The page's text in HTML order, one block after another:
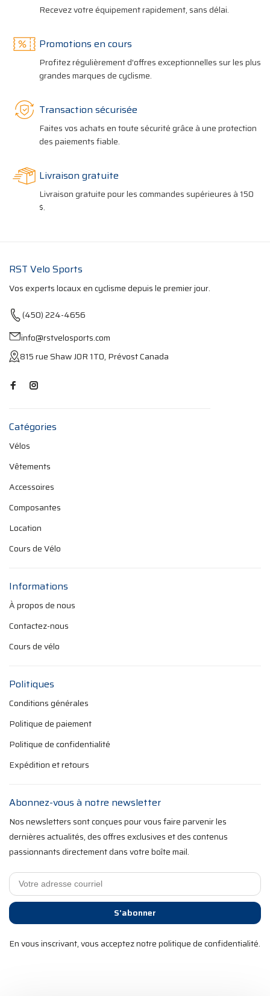
Recevez votre équipement rapidement, sans délai.
Promotions en cours
Profitez régulièrement d'offres exceptionnelles sur les plus
grandes marques de cyclisme.
Transaction sécurisée
Faites vos achats en toute sécurité grâce à une protection
des paiements fiable.
Livraison gratuite
Livraison gratuite pour les commandes supérieures à 150
$.
RST Velo Sports
Vos experts locaux en cyclisme depuis le premier jour.
(450) 224-4656
info@rstvelosports.com
815 rue Shaw J0R 1T0, Prévost Canada
Catégories
Vélos
Vêtements
Accessoires
Composantes
Location
Cours de Vélo
Informations
À propos de nous
Contactez-nous
Cours de vélo
Politiques
Conditions générales
Politique de paiement
Politique de confidentialité
Expédition et retours
Abonnez-vous à notre newsletter
Nos newsletters sont conçues pour vous faire parvenir les
dernières actualités, des offres exclusives et des contenus
passionnants directement dans votre boîte mail.
S'abonner
En vous inscrivant, vous acceptez notre politique de confidentialité.